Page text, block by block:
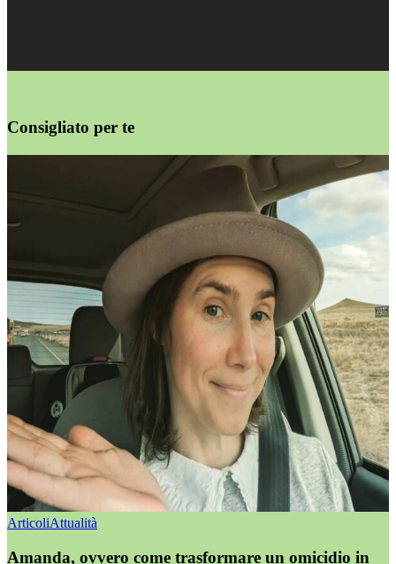
Consigliato per te
ArticoliAttualità
Amanda, ovvero come trasformare un omicidio in